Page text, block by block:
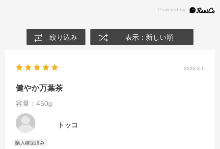
絞り込み 表示：新しい順
2026.3.1
健やか万葉茶
容量：450g
トッコ